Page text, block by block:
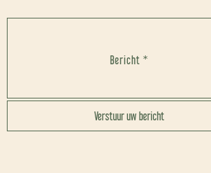
Bericht *
Verstuur uw bericht